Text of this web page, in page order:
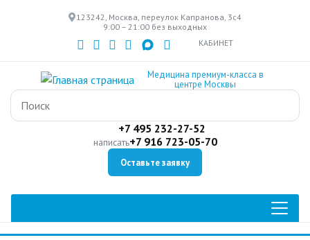
к
основному
содержанию
123242, Москва, переулок Капранова, 3с4
9:00 – 21:00 без выходных
КАБИНЕТ
Медицина премиум-класса в
центре Москвы
+7 495 232-27-52
написать+7 916 723-05-70
Оставьте заявку